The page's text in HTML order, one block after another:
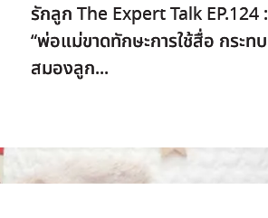
รักลูก The Expert Talk EP.124 :
“พ่อแม่ขาดทักษะการใช้สื่อ กระทบ
สมองลูก...